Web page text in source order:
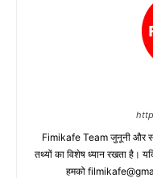
Fimikafe Team जुनूनी और
तथ्‍यों का विशेष ध्‍यान रखता है।
हमको